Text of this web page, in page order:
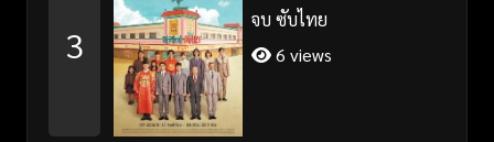
3
จบ ซับไทย
6 views